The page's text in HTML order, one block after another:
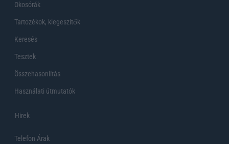
Okosórák
Tartozékok, kiegeszítők
Keresés
Tesztek
Összehasonlítás
Használati útmutatók
Hirek
Telefon Árak